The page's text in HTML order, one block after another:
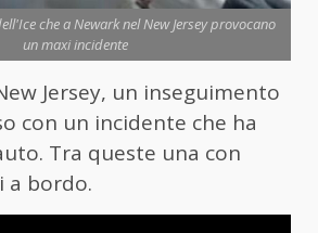
che a Newark nel New Jersey provocano
un maxi incidente
Jersey, un inseguimento
con un incidente che ha
Tra queste una con
a bordo.